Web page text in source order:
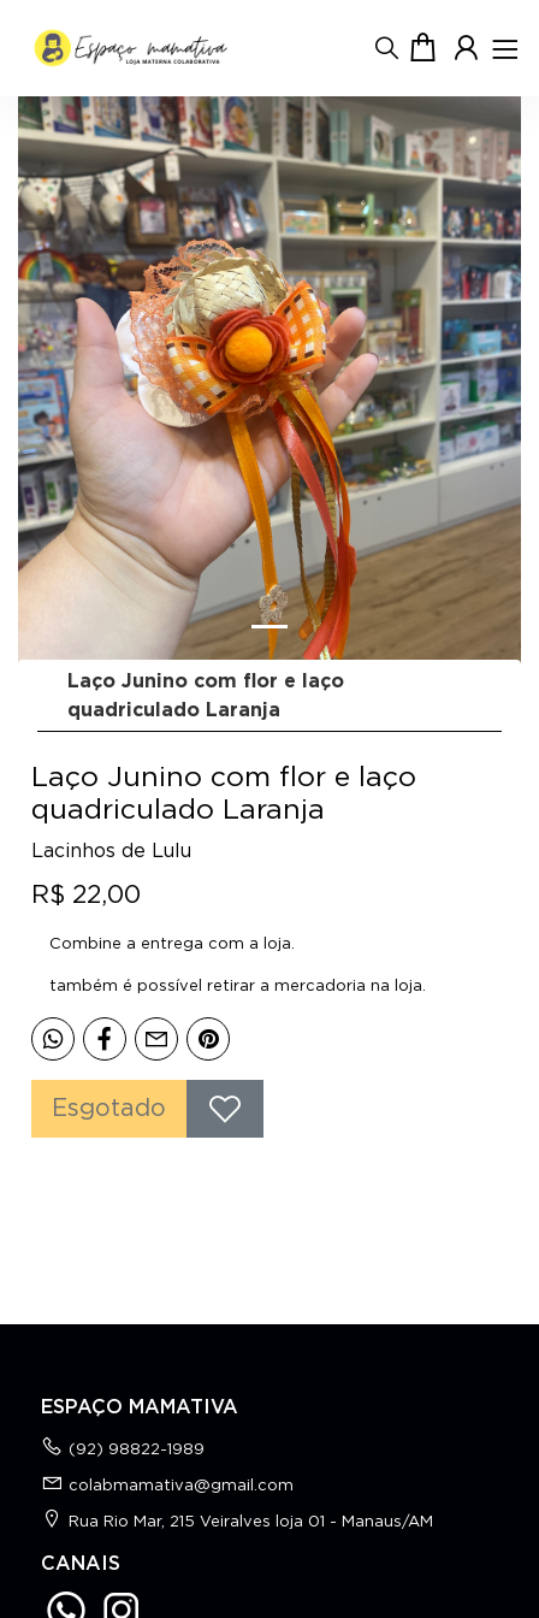
Laço Junino com flor e laço
quadriculado Laranja
Laço Junino com flor e laço
quadriculado Laranja
Lacinhos de Lulu
R$ 22,00
Combine a entrega com a loja.
também é possível retirar a mercadoria na loja.
Esgotado
ESPAÇO MAMATIVA
(92) 98822-1989
colabmamativa@gmail.com
Rua Rio Mar, 215 Veiralves loja 01 - Manaus/AM
CANAIS